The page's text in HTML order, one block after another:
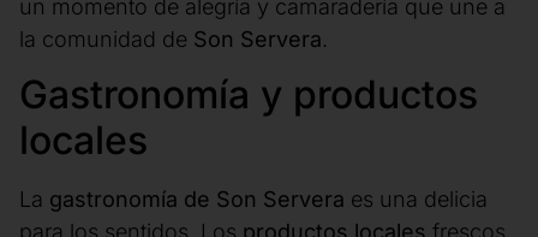
un momento de alegría y camaradería que une a
la comunidad de Son Servera.
Gastronomía y productos
locales
La gastronomía de Son Servera es una delicia
para los sentidos. Los productos locales frescos